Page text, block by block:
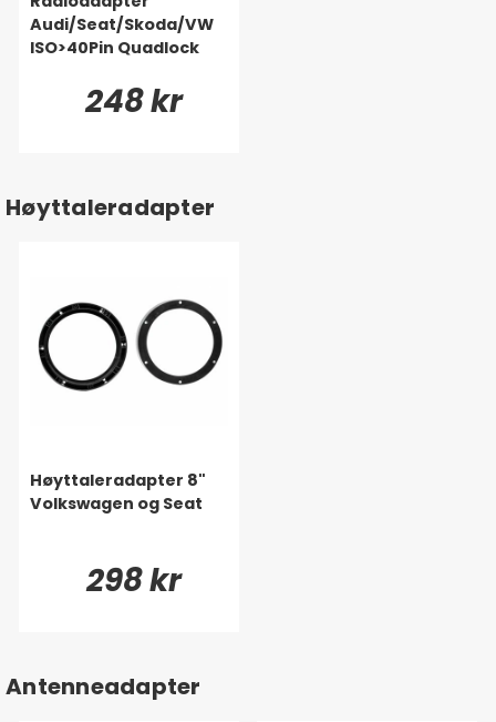
Audi/Seat/Skoda/VW
ISO>40Pin Quadlock
248 kr
Høyttaleradapter
Høyttaleradapter 8"
Volkswagen og Seat
298 kr
Antenneadapter